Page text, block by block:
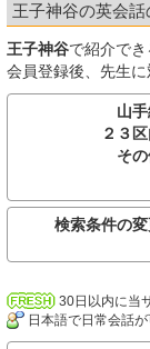
王子神谷の英会
王子神谷で紹介でき
会員登録後、先生
山
２３
そ
検索条件の
30日以内に当
日本語で日常会話